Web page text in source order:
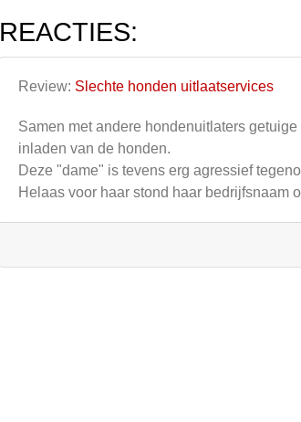
REACTIES:
Review: Slechte honden uitlaatservices
Samen met andere hondenuitlaters
inladen van de honden.
Deze "dame" is tevens erg agressief
Helaas voor haar stond haar bedrijfsnaam